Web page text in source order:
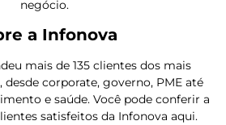
negócio.
a Infonova
mais de 135 clientes dos mais
corporate, governo, PME até
e saúde. Você pode conferir a
satisfeitos da Infonova aqui.